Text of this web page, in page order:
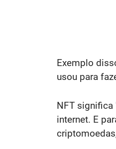
Exemplo
usou para
NFT significa
internet. E